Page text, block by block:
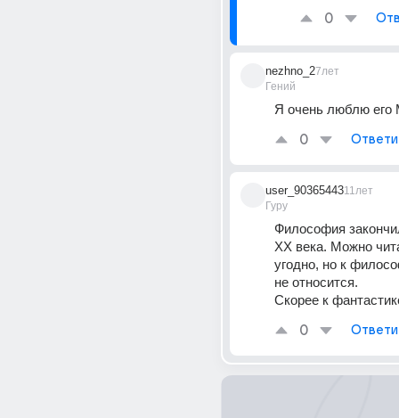
0
nezhno_2
Гений
7лет
Я очень люблю его
0
user_90365443
Гуру
11лет
Философия
XX века. Можно
угодно, но к
не относится.
Скорее к
0